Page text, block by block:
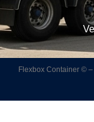
Flexbox Container ©